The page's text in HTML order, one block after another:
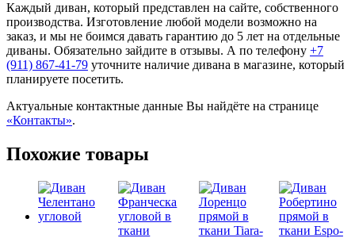
Каждый диван, который представлен на сайте, собственного
производства. Изготовление любой модели возможно на
заказ, и мы не боимся давать гарантию до 5 лет на отдельные
диваны. Обязательно зайдите в отзывы. А по телефону +7
(911) 867-41-79 уточните наличие дивана в магазине, который
планируете посетить.
Актуальные контактные данные Вы найдёте на странице
«Контакты».
Похожие товары